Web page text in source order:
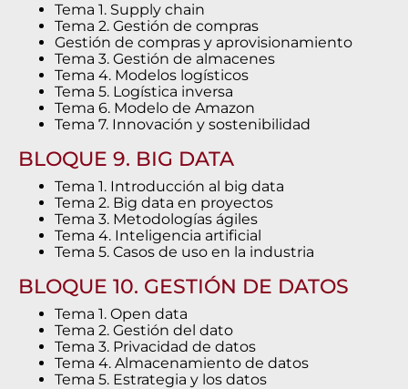
Tema 1. Supply chain
Tema 2. Gestión de compras
Gestión de compras y aprovisionamiento
Tema 3. Gestión de almacenes
Tema 4. Modelos logísticos
Tema 5. Logística inversa
Tema 6. Modelo de Amazon
Tema 7. Innovación y sostenibilidad
BLOQUE 9. BIG DATA
Tema 1. Introducción al big data
Tema 2. Big data en proyectos
Tema 3. Metodologías ágiles
Tema 4. Inteligencia artificial
Tema 5. Casos de uso en la industria
BLOQUE 10. GESTIÓN DE DATOS
Tema 1. Open data
Tema 2. Gestión del dato
Tema 3. Privacidad de datos
Tema 4. Almacenamiento de datos
Tema 5. Estrategia y los datos